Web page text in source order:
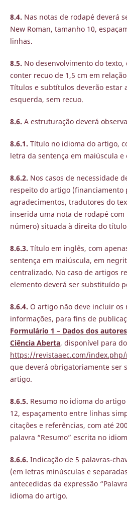
8.4. Nas notas de rodapé deverá
New Roman, tamanho 10,
linhas.
8.5. No desenvolvimento do
conter recuo de 1,5 cm em
Títulos e subtítulos deverão estar
esquerda, sem recuo.
8.6. A estruturação deverá
8.6.1. Título no idioma do artigo,
letra da sentença em maiúscula
8.6.2. Nos casos de necessidade
respeito do artigo (financiamento
agradecimentos, tradutores do
inserida uma nota de rodapé com
número) situada à direita do
8.6.3. Título em inglês, com
sentença em maiúscula, em
centralizado. No caso de artigos
elemento deverá ser substituído
8.6.4. O artigo não deve incluir os
informações, para fins de
Formulário 1 – Dados dos
Ciência Aberta, disponível para
https://revistaaec.com/
que deverá obrigatoriamente ser
artigo.
8.6.5. Resumo no idioma do
12, espaçamento entre linhas
citações e referências, com até
palavra “Resumo” escrita no
8.6.6. Indicação de 5 palavras-
(em letras minúsculas e
antecedidas da expressão
idioma do artigo.